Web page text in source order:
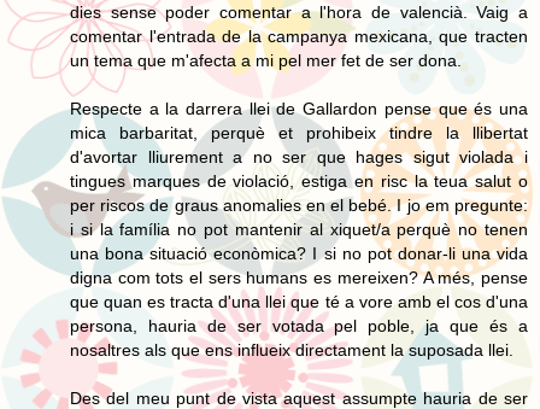
dies sense poder comentar a l'hora de valencià. Vaig a
comentar l'entrada de la campanya mexicana, que tracten
un tema que m'afecta a mi pel mer fet de ser dona.
Respecte a la darrera llei de Gallardon pense que és una
mica barbaritat, perquè et prohibeix tindre la llibertat
d'avortar lliurement a no ser que hages sigut violada i
tingues marques de violació, estiga en risc la teua salut o
per riscos de graus anomalies en el bebé. I jo em pregunte:
i si la família no pot mantenir al xiquet/a perquè no tenen
una bona situació econòmica? I si no pot donar-li una vida
digna com tots el sers humans es mereixen? A més, pense
que quan es tracta d'una llei que té a vore amb el cos d'una
persona, hauria de ser votada pel poble, ja que és a
nosaltres als que ens influeix directament la suposada llei.
Des del meu punt de vista aquest assumpte hauria de ser